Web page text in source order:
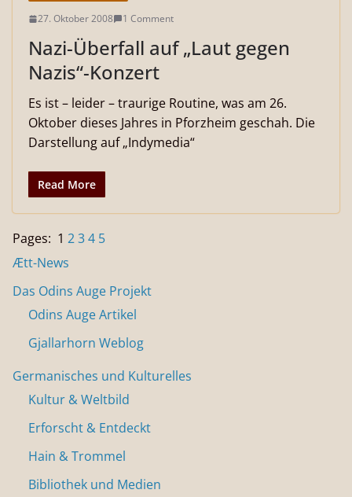
27. Oktober 2008 1 Comment
Nazi-Überfall auf „Laut gegen
Nazis“-Konzert
Es ist – leider – traurige Routine, was am 26.
Oktober dieses Jahres in Pforzheim geschah. Die
Darstellung auf „Indymedia“
Read More
Pages: 1 234 5
Ætt-News
Das Odins Auge Projekt
Odins Auge Artikel
Gjallarhorn Weblog
Germanisches und Kulturelles
Kultur & Weltbild
Erforscht & Entdeckt
Hain & Trommel
Bibliothek und Medien